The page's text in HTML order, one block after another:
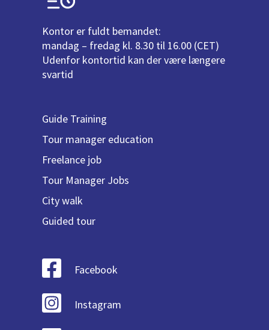
Kontor er fuldt bemandet:
mandag – fredag kl. 8.30 til 16.00 (CET)
Udenfor kontortid kan der være længere
svartid
Guide Training
Tour manager education
Freelance job
Tour Manager Jobs
City walk
Guided tour
Facebook
Instagram